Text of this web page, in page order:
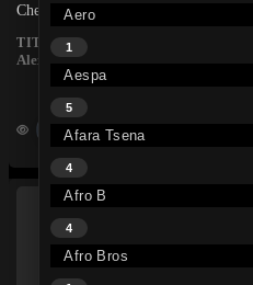
Aero
1
Aespa
5
Afara Tsena
4
Afro B
4
Afro Bros
Chez Moi – Alex Montembault
TITRE
• il y a 1 an
Alex Montembault
204K